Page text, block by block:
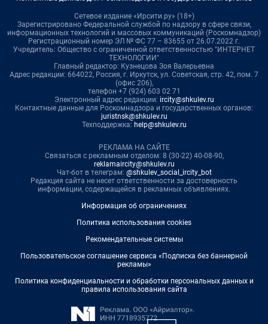
Сетевое издание «Ирсити.ру» (18+)
Зарегистрировано Федеральной службой по надзору в сфере связи,
информационных технологий и массовых коммуникаций (Роскомнадзор)
Регистрационный номер ЭЛ № ФС 77 – 83655 от 26.07.2022 г.
Учредитель: Общество с ограниченной ответственностью "ИНТЕРНЕТ
ТЕХНОЛОГИИ"
Главный редактор: Кузнецова Зоя Валерьевна
Адрес редакции: 664022, Россия, г. Иркутск, ул. Советская, стр. 42, пом. 7
(офис 206),
телефон +7 (924) 603 02 71
Электронный адрес редакции: ircity@shkulev.ru
Контактные данные для Роскомнадзора и государственных органов:
juristnsk@shkulev.ru
Техподдержка: help@shkulev.ru
РЕКЛАМА НА САЙТЕ
Связаться с рекламным отделом: 8 (30-22) 40-08-90,
reklamaircity@shkulev.ru
Чат-бот в телеграм: @shkulev_social_ircity_bot
Редакция сайта не несет ответственности за достоверность
информации, содержащейся в рекламных объявлениях.
Информация об ограничениях
Политика использования cookies
Рекомендательные системы
Пользовательское соглашение сервиса «Подписка без баннерной
рекламы»
Политика конфиденциальности и обработки персональных данных и
правила использования сайта